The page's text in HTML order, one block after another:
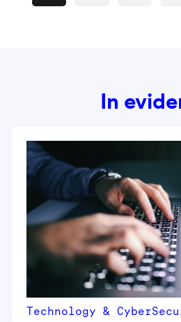
In
Technology &